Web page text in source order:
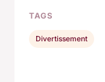
TAGS
Divertissement